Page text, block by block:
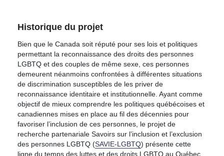
Historique du projet
Bien que le Canada soit réputé pour ses lois et politiques
permettant la reconnaissance des droits des personnes
LGBTQ et des couples de même sexe, ces personnes
demeurent néanmoins confrontées à différentes situations
de discrimination susceptibles de les priver de
reconnaissance identitaire et institutionnelle. Ayant comme
objectif de mieux comprendre les politiques québécoises et
canadiennes mises en place au fil des décennies pour
favoriser l’inclusion de ces personnes, le projet de
recherche partenariale Savoirs sur l’inclusion et l’exclusion
des personnes LGBTQ (SAVIE-LGBTQ) présente cette
ligne du temps des luttes et des droits LGBTQ au Québec